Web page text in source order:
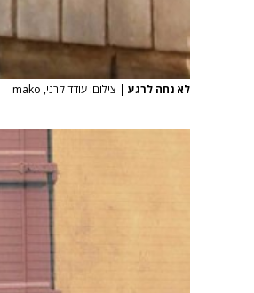
לא נחה לרגע | צילום: עודד קרני, mako